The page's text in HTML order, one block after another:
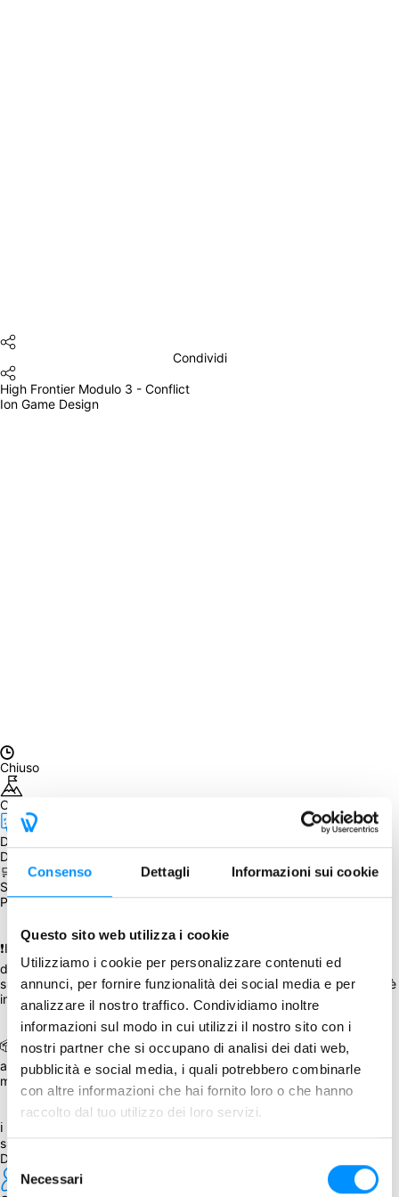
Consenso Dettagli Informazioni sui cookie
Questo sito web utilizza i cookie
Utilizziamo i cookie per personalizzare contenuti ed
annunci, per fornire funzionalità dei social media e per
analizzare il nostro traffico. Condividiamo inoltre
informazioni sul modo in cui utilizzi il nostro sito con i
nostri partner che si occupano di analisi dei dati web,
pubblicità e social media, i quali potrebbero combinarle
con altre informazioni che hai fornito loro o che hanno
raccolto dal tuo utilizzo dei loro servizi.
Selezione
delNecessari
Condividi
High Frontier Modulo 3 - Conflict
Ion Game Design
Chiuso
Obiettivo non raggiunto. Peccato! Mancavano
Da accorpare:
Da sapere
🛒 È possibile aggiungere i Moduli 1, 2, 4, il Neoprene Mat, i Dadi
Spectral Factories, il Tools 1, il Kit 6° giocatore e il Promo
Pack durante il processo d'acquisto.
❗I Moduli 4, i Tools e i Kit 6° giocatore saranno disponibili a partire
dalla fine di giugno e, se acquistati, saranno spediti
successivamente assieme ad altri prodotti per i quali la spedizione è
inclusa.
📦 L'espansione sarà spedita assieme ad altro gioco/espansione,
acquistato precedentemente, in questa occasione (almeno 3
moduli) o partecipando a un GA successivo.
ℹ La percentuale di sconto è stata applicata al prezzo di listino più
spese di spedizione previste dall'editore.
Dettagli